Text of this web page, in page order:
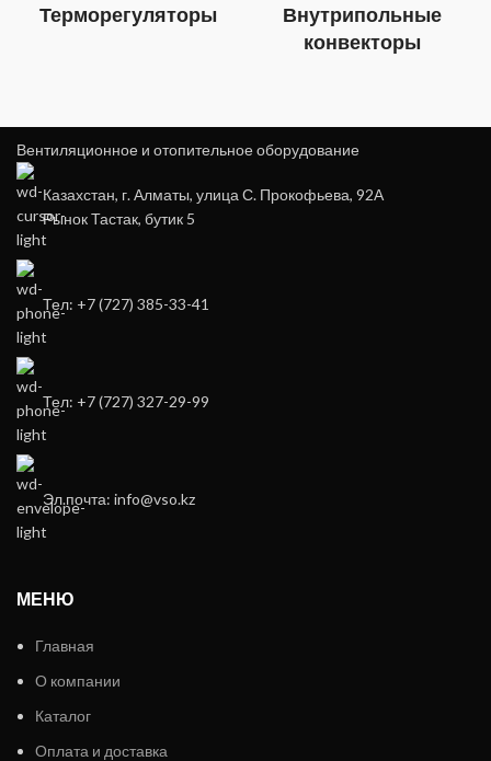
Терморегуляторы
Внутрипольные
конвекторы
Вентиляционное и отопительное оборудование
Казахстан, г. Алматы, улица С. Прокофьева, 92А
Рынок Тастак, бутик 5
Тел: +7 (727) 385-33-41
Тел: +7 (727) 327-29-99
Эл.почта: info@vso.kz
МЕНЮ
Главная
О компании
Каталог
Оплата и доставка